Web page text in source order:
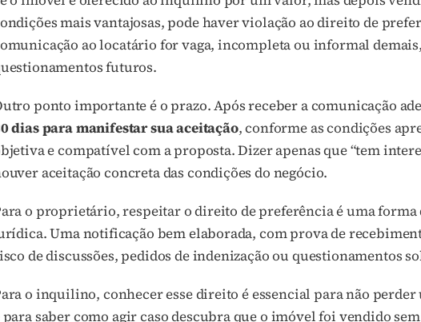
mais vantajosas, pode haver violação ao direito de
ao locatário for vaga, incompleta ou informal
futuros.
ponto importante é o prazo. Após receber a comunicação
dias para manifestar sua aceitação, conforme as condições
e compatível com a proposta. Dizer apenas que “tem
aceitação concreta das condições do negócio.
o proprietário, respeitar o direito de preferência é uma forma
Uma notificação bem elaborada, com prova de
de discussões, pedidos de indenização ou questionamentos
o inquilino, conhecer esse direito é essencial para não
para saber como agir caso descubra que o imóvel foi vendido